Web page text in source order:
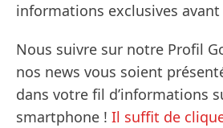
informations exclusives
Nous suivre sur notre Profil
nos news vous soient
dans votre fil d’informations
smartphone ! Il suffit de